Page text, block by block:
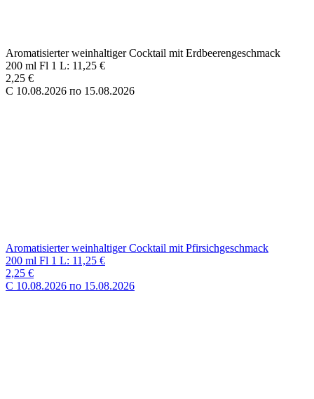
Aromatisierter weinhaltiger Cocktail mit Pfirsichgeschmack
200 ml Fl 1 L: 11,25 €
2,25 €
C 10.08.2026 по 15.08.2026
CRICOVA - Merlot Rotwein aus Moldawien, lieblich
0,75 L Fl 1 L: 5,32 €
3,99 €
C 10.08.2026 по 15.08.2026